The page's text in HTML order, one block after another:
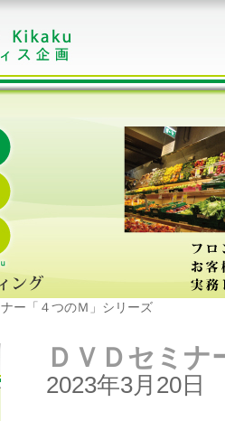
ー「４つのＭ」シリーズ
ＤＶＤセミナ
2023年3月20日